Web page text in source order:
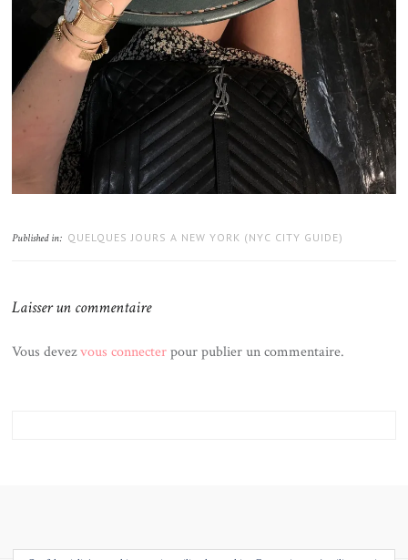
Published in: QUELQUES JOURS A NEW YORK (NYC CITY GUIDE)
Laisser un commentaire
Vous devezvous connecterpour publier un commentaire.